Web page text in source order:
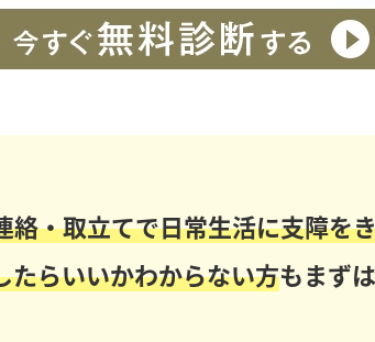
・取立てで日常生活に支障を
たらいいかわからない方もまず